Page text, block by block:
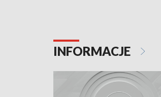
INFORMACJE